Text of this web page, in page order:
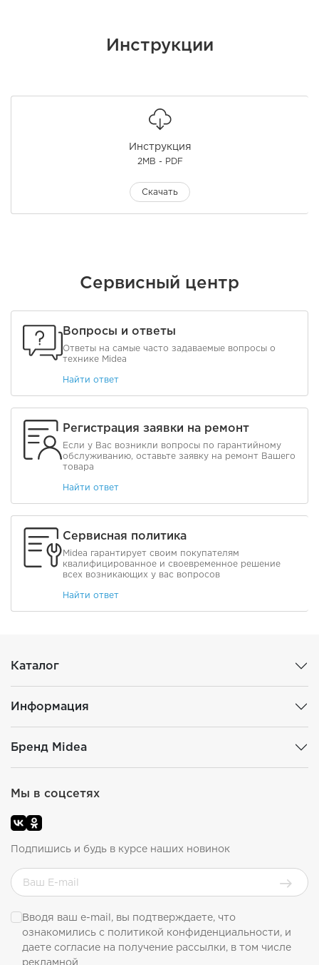
Инструкции
Инструкция
2MB - PDF
Скачать
Сервисный центр
Вопросы и ответы
Ответы на самые часто задаваемые вопросы о
технике Midea
Найти ответ
Регистрация заявки на ремонт
Если у Вас возникли вопросы по гарантийному
обслуживанию, оставьте заявку на ремонт Вашего
товара
Найти ответ
Сервисная политика
Midea гарантирует своим покупателям
квалифицированное и своевременное решение
всех возникающих у вас вопросов
Найти ответ
Каталог
Информация
Бренд Midea
Мы в соцсетях
Подпишись и будь в курсе наших новинок
Вводя ваш e-mail, вы подтверждаете, что
ознакомились с политикой конфиденциальности, и
даете согласие на получение рассылки, в том числе
рекламной